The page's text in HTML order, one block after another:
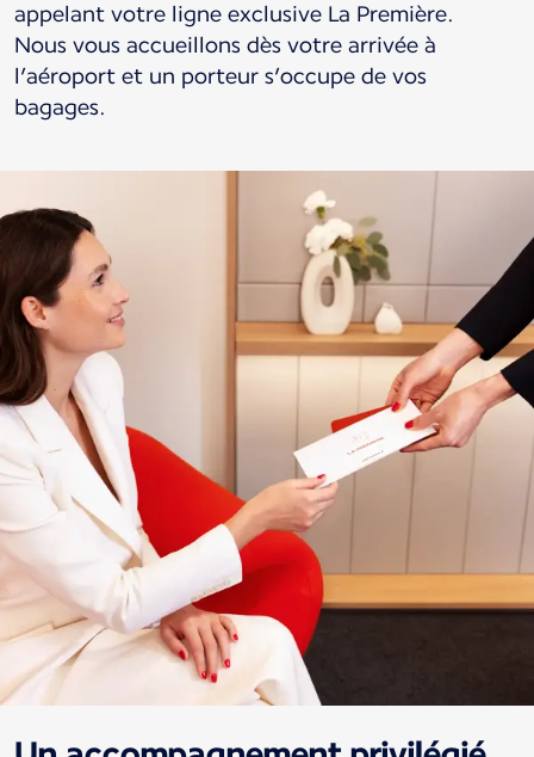
appelant votre ligne exclusive La Première.
Nous vous accueillons dès votre arrivée à
l’aéroport et un porteur s’occupe de vos
bagages.